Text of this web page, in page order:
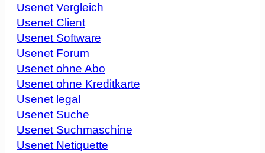
Usenet Vergleich
Usenet Client
Usenet Software
Usenet Forum
Usenet ohne Abo
Usenet ohne Kreditkarte
Usenet legal
Usenet Suche
Usenet Suchmaschine
Usenet Netiquette